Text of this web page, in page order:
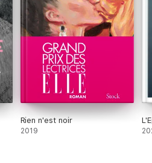
Rien n'est noir
2019